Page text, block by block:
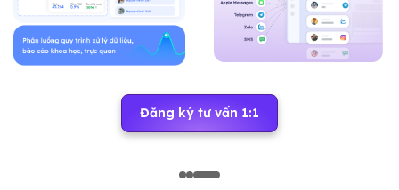
Đăng ký tư vấn 1:1